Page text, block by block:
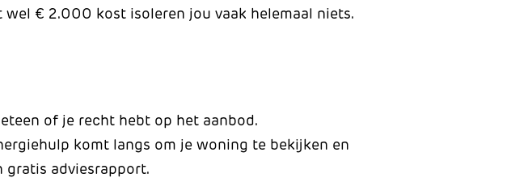
€ 2.000 kost isoleren jou vaak helemaal niets.
of je recht hebt op het aanbod.
komt langs om je woning te bekijken en
gratis adviesrapport.